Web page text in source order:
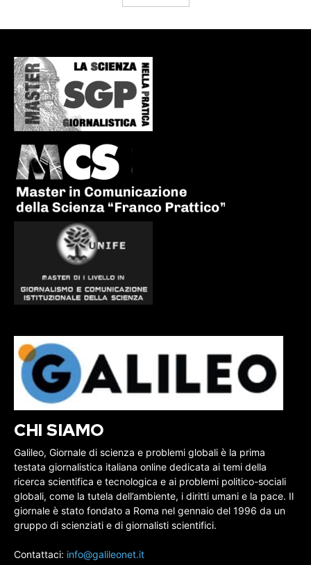
CHI SIAMO
Galileo, Giornale di scienza e problemi globali è la prima
testata giornalistica italiana online dedicata ai temi della
ricerca scientifica e tecnologica e ai problemi politico-sociali
globali, come la tutela dell’ambiente, i diritti umani e la pace. Il
giornale è stato fondato a Roma nel gennaio del 1996 da un
gruppo di scienziati e di giornalisti scientifici.
Contattaci: info@galileonet.it